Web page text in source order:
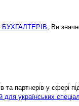
, Ви
у сфері
українських